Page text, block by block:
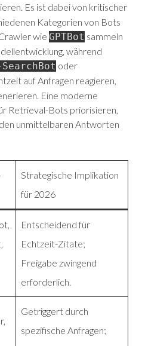
Es ist dabei von kritischer
Kategorien von Bots
wieGPTBot sammeln
während
SearchBot oder
auf Anfragen reagieren,
Eine moderne
Retrieval-Bots priorisieren,
unmittelbaren Antworten
Strategische Implikation
für 2026
Entscheidend für
Echtzeit-Zitate;
Freigabe zwingend
erforderlich.
Getriggert durch
spezifische Anfragen;